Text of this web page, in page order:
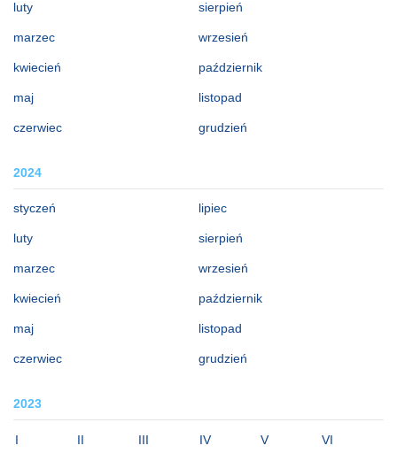
luty
marzec
kwiecień
maj
czerwiec
sierpień
wrzesień
październik
listopad
grudzień
2024
styczeń
luty
marzec
kwiecień
maj
czerwiec
lipiec
sierpień
wrzesień
październik
listopad
grudzień
2023
I II III IV V VI